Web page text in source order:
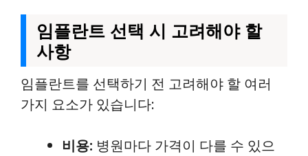
임플란트 선택 시 고려해야 할
사항
임플란트를 선택하기 전 고려해야 할 여러
가지 요소가 있습니다:
비용: 병원마다 가격이 다를 수 있으